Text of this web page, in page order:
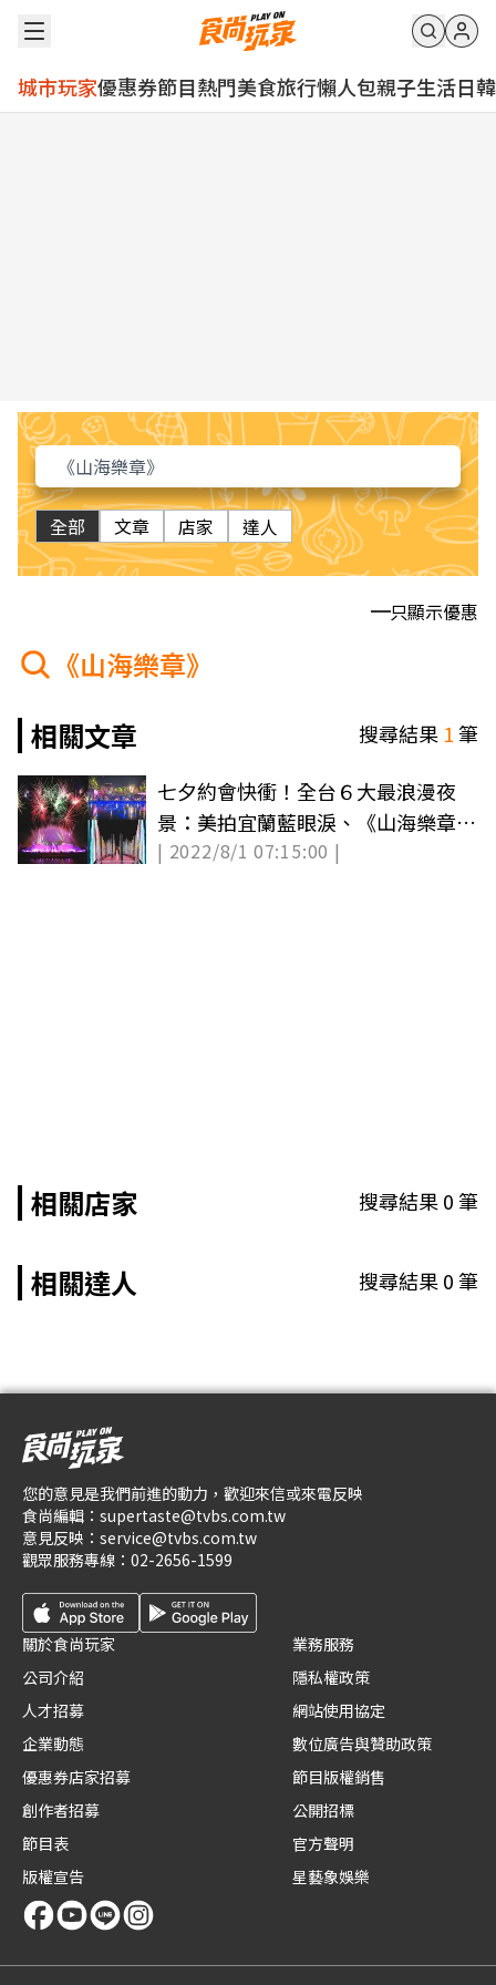
城市玩家優惠券節目熱門美食旅行懶人包親子生活日韓
全部 文章 店家 達人
只顯示優惠
《山海樂章》
相關文章
搜尋結果 1筆
七夕約會快衝！全台６大最浪漫夜
景：美拍宜蘭藍眼淚、《山海樂章》
裝置藝術
| 2022/8/1 07:15:00 |
相關店家 搜尋結果0筆
相關達人 搜尋結果0筆
您的意見是我們前進的動力，歡迎來信或來電反映
食尚編輯： supertaste@tvbs.com.tw
意見反映： service@tvbs.com.tw
觀眾服務專線： 02-2656-1599
關於食尚玩家
公司介紹
人才招募
企業動態
優惠券店家招募
創作者招募
節目表
版權宣告
業務服務
隱私權政策
網站使用協定
數位廣告與贊助政策
節目版權銷售
公開招標
官方聲明
星藝象娛樂